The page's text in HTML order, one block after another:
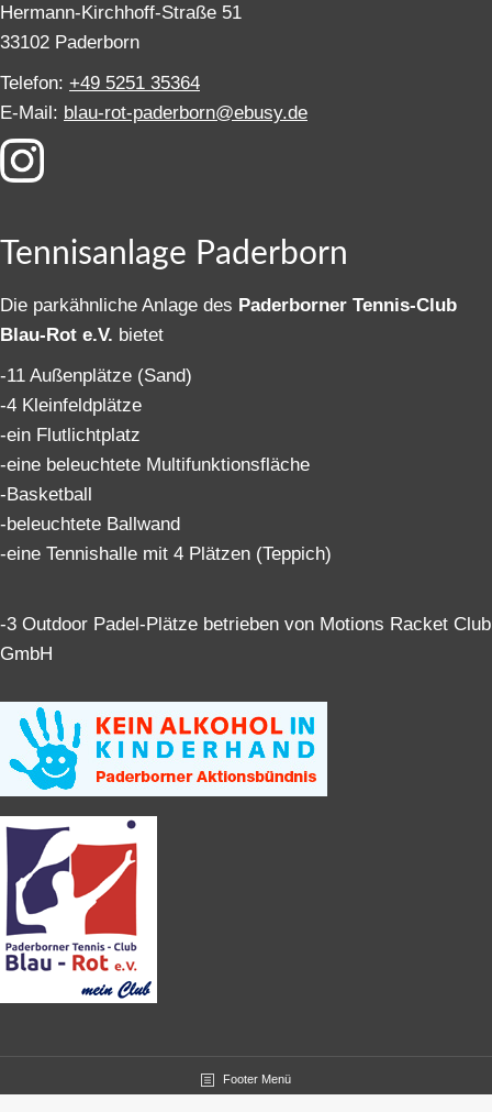
Hermann-Kirchhoff-Straße 51
33102 Paderborn
Telefon: +49 5251 35364
E-Mail: blau-rot-paderborn@ebusy.de
Tennisanlage Paderborn
Die parkähnliche Anlage des Paderborner Tennis-Club
Blau-Rot e.V. bietet
-11 Außenplätze (Sand)
-4 Kleinfeldplätze
-ein Flutlichtplatz
-eine beleuchtete Multifunktionsfläche
-Basketball
-beleuchtete Ballwand
-eine Tennishalle mit 4 Plätzen (Teppich)
-3 Outdoor Padel-Plätze betrieben von Motions Racket Club
GmbH
Footer Menü